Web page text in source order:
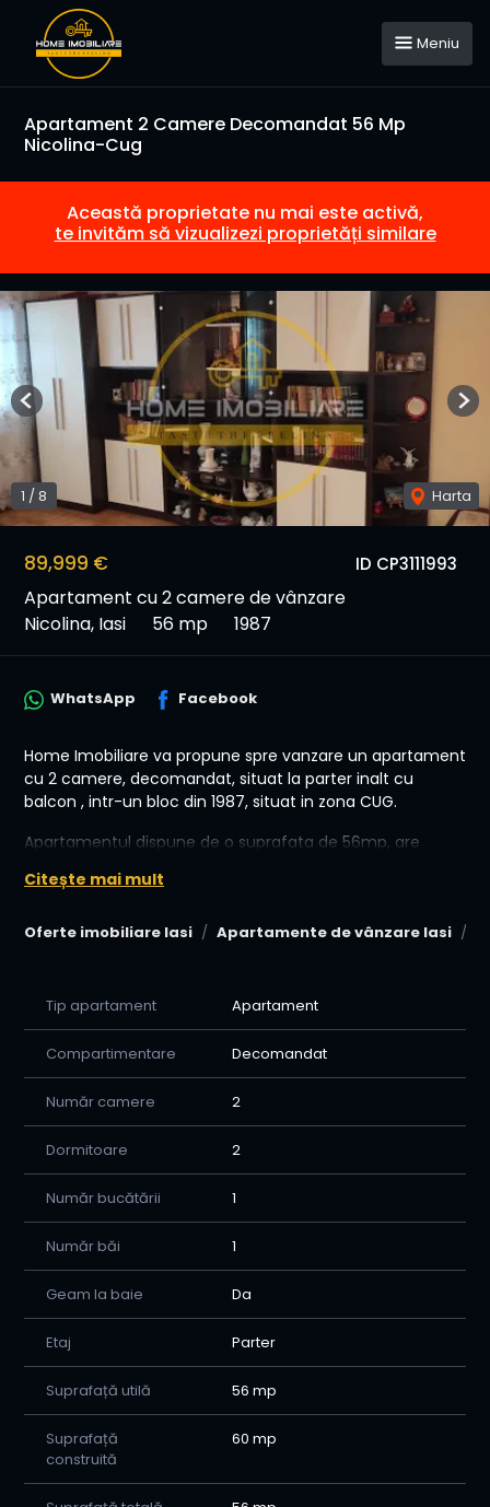
Meniu
Apartament 2 Camere Decomandat 56 Mp
Nicolina-Cug
Această proprietate nu mai este activă,
te invităm să vizualizezi proprietăți similare
ID CP3111993
89,999 €
Apartament cu 2 camere de vânzare
Nicolina, Iasi
56 mp 1987
1 / 8 Harta
Previous
Oferte imobiliare Iasi Apartamente de vânzare Iasi
WhatsApp Facebook
Home Imobiliare va propune spre vanzare un apartament
cu 2 camere, decomandat, situat la parter inalt cu
balcon , intr-un bloc din 1987, situat in zona CUG.
Apartamentul dispune de o suprafata de 56mp, are
mijloacele de transport în comun, în vecinătatea
Pret : 92.000 euro usor negociabil
Pentru mai multe detalii sau pentru a programa o
vizionare sunati la nr. de tel 0750730459
Citește mai mult
Tip apartament Apartament
Compartimentare Decomandat
Număr camere 2
Dormitoare 2
Număr bucătării 1
Număr băi 1
Geam la baie Da
Etaj Parter
Suprafață utilă 56 mp
Suprafață
construită
60 mp